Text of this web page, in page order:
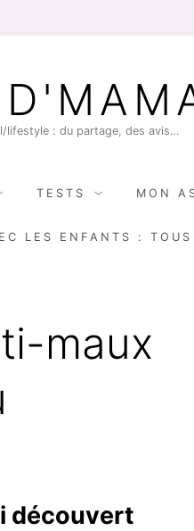
lifestyle : du partage, des avis…
TESTS MON
LES ENFANTS : TOUS
maux
découvert